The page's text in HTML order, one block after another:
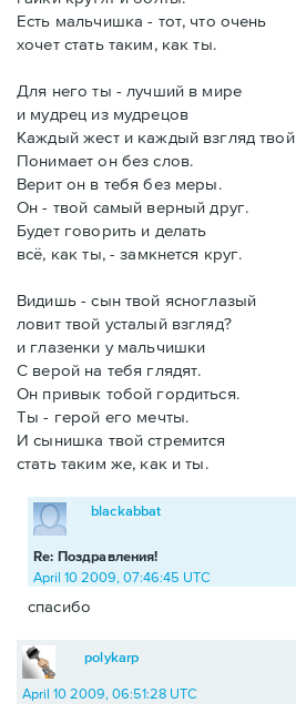
Есть мальчишка - тот, что очень
хочет стать таким, как ты.
Для него ты - лучший в мире
и мудрец из мудрецов
Каждый жест и каждый взгляд твой
Понимает он без слов.
Верит он в тебя без меры.
Он - твой самый верный друг.
Будет говорить и делать
всё, как ты, - замкнется круг.
Видишь - сын твой ясноглазый
ловит твой усталый взгляд?
и глазенки у мальчишки
С верой на тебя глядят.
Он привык тобой гордиться.
Ты - герой его мечты.
И сынишка твой стремится
стать таким же, как и ты.
Re: Поздравления!
blackabbat
April 10 2009, 07:46:45 UTC
спасибо
polykarp
April 10 2009, 06:51:28 UTC